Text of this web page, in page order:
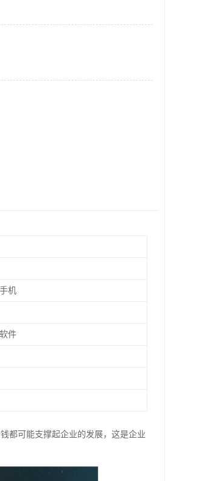
机
件
都可能支撑起企业的发展，这是企业